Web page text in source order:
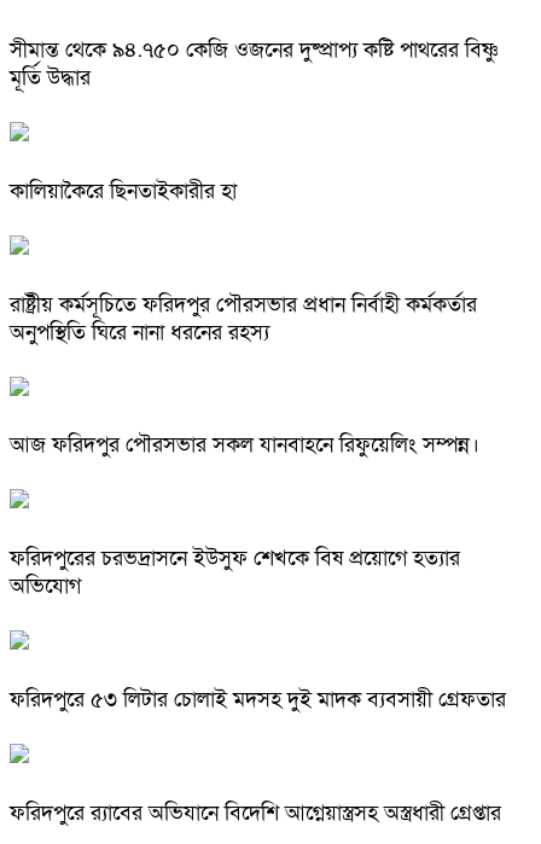
সীমান্ত থেকে ৯৪.৭৫০ কেজি ওজনের দুষ্প্রাপ্য কষ্টি পাথরের বিষ্ণু
মূর্তি উদ্ধার
কালিয়াকৈরে ছিনতাইকারীর হা
রাষ্ট্রীয় কর্মসূচিতে ফরিদপুর পৌরসভার প্রধান নির্বাহী কর্মকর্তার
অনুপস্থিতি ঘিরে নানা ধরনের রহস্য
আজ ফরিদপুর পৌরসভার সকল যানবাহনে রিফুয়েলিং সম্পন্ন।
ফরিদপুরের চরভদ্রাসনে ইউসুফ শেখকে বিষ প্রয়োগে হত্যার
অভিযোগ
ফরিদপুরে ৫৩ লিটার চোলাই মদসহ দুই মাদক ব্যবসায়ী গ্রেফতার
ফরিদপুরে র‌্যাবের অভিযানে বিদেশি আগ্নেয়াস্ত্রসহ অস্ত্রধারী গ্রেপ্তার